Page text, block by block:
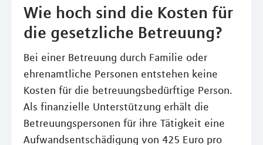
Wie hoch sind die Kosten für
die gesetzliche Betreuung?
Bei einer Betreuung durch Familie oder
ehrenamtliche Personen entstehen keine
Kosten für die betreuungsbedürftige Person.
Als finanzielle Unterstützung erhält die
Betreuungspersonen für ihre Tätigkeit eine
Aufwandsentschädigung von 425 Euro pro